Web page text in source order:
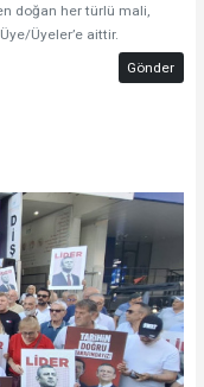
doğan her türlü mali,
Üyeler’e aittir.
Gönder